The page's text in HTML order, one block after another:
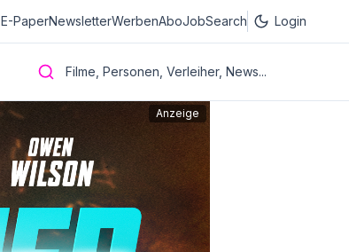
E-PaperNewsletterWerbenAboJobSearch Login
Filme, Personen, Verleiher, News...
Anzeige